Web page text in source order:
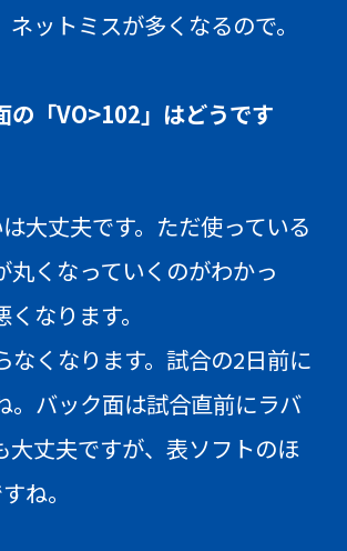
ットミスが多くなるので。
「VO>102」はどうです
大丈夫です。ただ使っている
丸くなっていくのがわかっ
なります。
なくなります。試合の2日前に
。バック面は試合直前にラバ
大丈夫ですが、表ソフトのほ
ね。